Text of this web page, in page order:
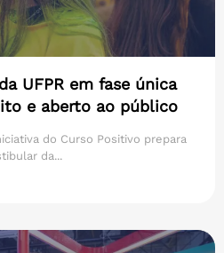
UFPR em fase única
e aberto ao público
do Curso Positivo prepara
da...